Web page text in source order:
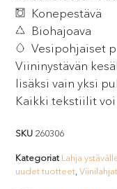
Konepestävä
Biohajoava
Vesipohjaiset
Viininystävän
lisäksi vain yksi
Kaikki tekstiilit
SKU 260306
Kategoriat Lahja
uudet tuotteet ,Viinilahjat